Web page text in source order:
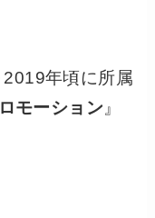
年頃に所属
モーション』